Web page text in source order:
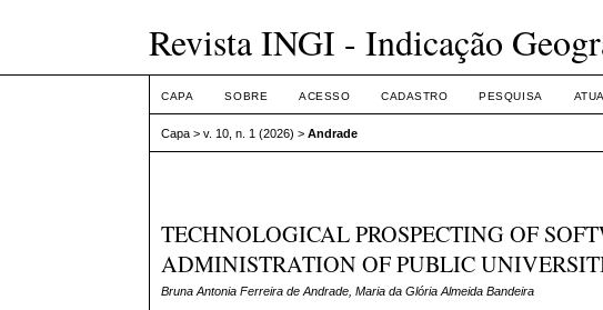
Revista INGI - Indicação
CAPA SOBRE ACESSO CADASTRO PESQUISA
Capa >v. 10, n. 1 (2026) >Andrade
TECHNOLOGICAL PROSPECTING OF
ADMINISTRATION OF PUBLIC
Bruna Antonia Ferreira de Andrade, Maria da Glória Almeida Bandeira